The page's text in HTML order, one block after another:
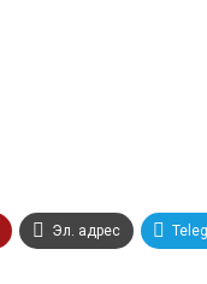
Эл. адрес